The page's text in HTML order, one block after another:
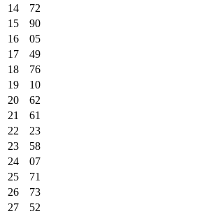
14
72
15
90
16
05
17
49
18
76
19
10
20
62
21
61
22
23
23
58
24
07
25
71
26
73
27
52